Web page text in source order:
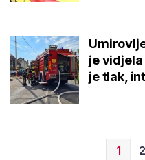
je vidjela
je tlak,
1 2